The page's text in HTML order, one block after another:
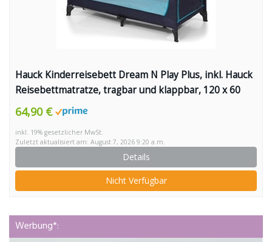
Hauck Kinderreisebett Dream N Play Plus, inkl. Hauck
Reisebettmatratze, tragbar und klappbar, 120 x 60
cm, blau
64,90 €
inkl. 19% gesetzlicher MwSt.
Zuletzt aktualisiert am: August 7, 2026 9:20 a.m.
Details
Nicht Verfügbar
Werbung*: